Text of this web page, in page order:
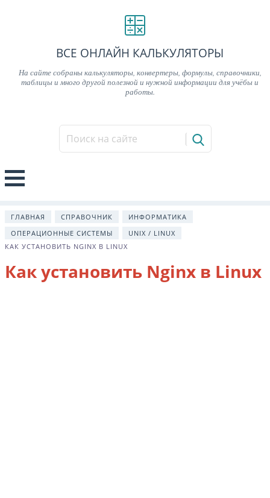
ВСЕ ОНЛАЙН КАЛЬКУЛЯТОРЫ
На сайте собраны калькуляторы, конвертеры, формулы, справочники,
таблицы и много другой полезной и нужной информации для учёбы и
работы.
ГЛАВНАЯ СПРАВОЧНИК
ИНФОРМАТИКА
ОПЕРАЦИОННЫЕ СИСТЕМЫ
UNIX / LINUX
КАК УСТАНОВИТЬ NGINX В LINUX
Как установить Nginx в Linux